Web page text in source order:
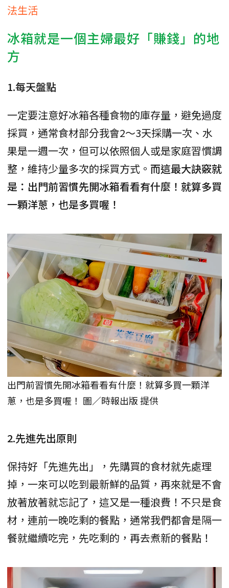
法生活
冰箱就是一個主婦最好「賺錢」的地
方
1.每天盤點
一定要注意好冰箱各種食物的庫存量，避免過度
採買，通常食材部分我會2～3天採購一次、水
果是一週一次，但可以依照個人或是家庭習慣調
整，維持少量多次的採買方式。 而這最大訣竅就
是：出門前習慣先開冰箱看看有什麼！就算多買
一顆洋蔥，也是多買喔！
出門前習慣先開冰箱看看有什麼！就算多買一顆洋
蔥，也是多買喔！ 圖／時報出版 提供
2.先進先出原則
保持好「先進先出」，先購買的食材就先處理
掉，一來可以吃到最新鮮的品質，再來就是不會
放著放著就忘記了，這又是一種浪費！不只是食
材，連前一晚吃剩的餐點，通常我們都會是隔一
餐就繼續吃完，先吃剩的，再去煮新的餐點！